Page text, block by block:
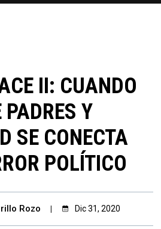
II: CUANDO
Y
SE CONECTA
POLÍTICO
Rozo Dic 31, 2020